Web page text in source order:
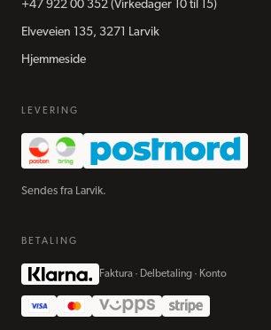
+47 922 00 352 (Virkedager 10 til 15)
Elveveien 135, 3271 Larvik
Hjemmeside
LEVERING
Sendes fra Larvik.
BETALING
Faktura · Delbetaling · Konto